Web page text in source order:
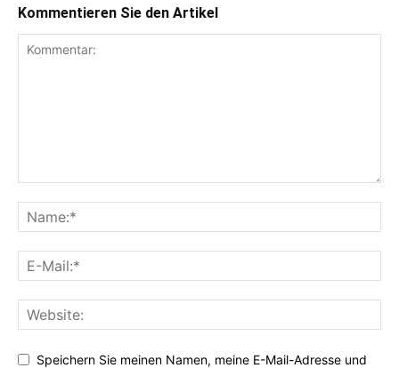
Kommentieren Sie den Artikel
Speichern Sie meinen Namen, meine E-Mail-Adresse und